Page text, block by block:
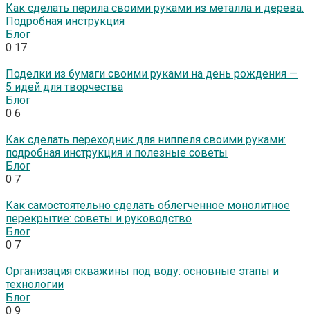
Как сделать перила своими руками из металла и дерева.
Подробная инструкция
Блог
0 17
Поделки из бумаги своими руками на день рождения —
5 идей для творчества
Блог
0 6
Как сделать переходник для ниппеля своими руками:
подробная инструкция и полезные советы
Блог
0 7
Как самостоятельно сделать облегченное монолитное
перекрытие: советы и руководство
Блог
0 7
Организация скважины под воду: основные этапы и
технологии
Блог
0 9